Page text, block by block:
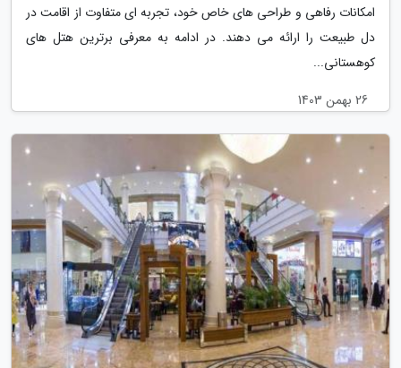
امکانات رفاهی و طراحی های خاص خود، تجربه ای متفاوت از اقامت در
دل طبیعت را ارائه می دهند. در ادامه به معرفی برترین هتل های
کوهستانی...
26 بهمن 1403